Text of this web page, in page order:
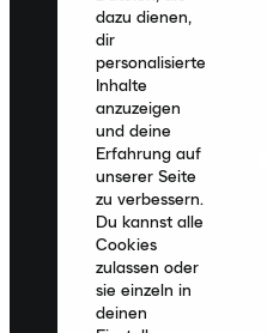
dazu dienen,
dir
personalisierte
Inhalte
anzuzeigen
und deine
Erfahrung auf
unserer Seite
zu verbessern.
Du kannst alle
Cookies
zulassen oder
sie einzeln in
deinen